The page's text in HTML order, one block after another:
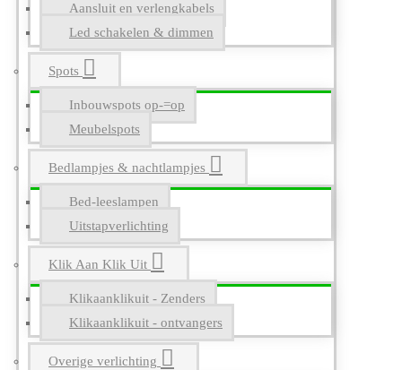
Aansluit en verlengkabels
Led schakelen & dimmen
Spots
Inbouwspots op-=op
Meubelspots
Bedlampjes & nachtlampjes
Bed-leeslampen
Uitstapverlichting
Klik Aan Klik Uit
Klikaanklikuit - Zenders
Klikaanklikuit - ontvangers
Overige verlichting